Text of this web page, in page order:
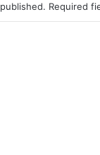
Required